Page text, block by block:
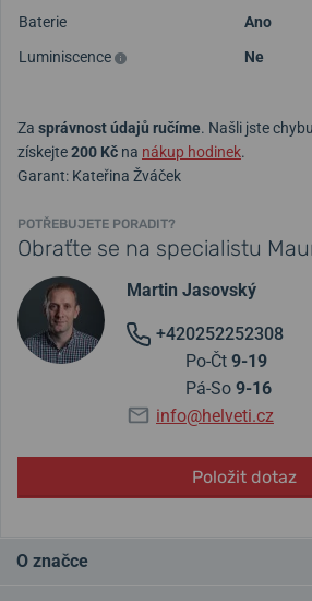
Baterie
Ano
Luminiscence
Ne
Za správnost údajů ručíme. Našli jste
získejte200 Kč na nákup hodinek.
Garant: Kateřina Žváček
POTŘEBUJETE PORADIT?
Obraťte se na specialistu
Martin Jasovský
+420252252308
Po-Čt 9-19
Pá-So 9-16
info@helveti.cz
Položit dotaz
O značce